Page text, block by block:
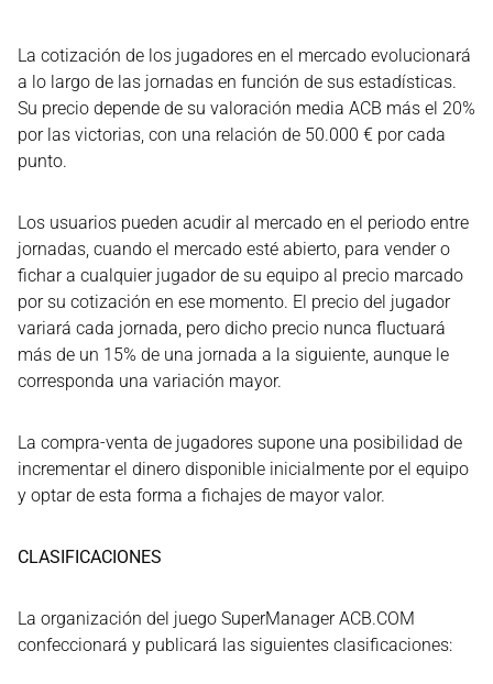
La cotización de los jugadores en el mercado evolucionará
a lo largo de las jornadas en función de sus estadísticas.
Su precio depende de su valoración media ACB más el 20%
por las victorias, con una relación de 50.000 € por cada
punto.
Los usuarios pueden acudir al mercado en el periodo entre
jornadas, cuando el mercado esté abierto, para vender o
fichar a cualquier jugador de su equipo al precio marcado
por su cotización en ese momento. El precio del jugador
variará cada jornada, pero dicho precio nunca fluctuará
más de un 15% de una jornada a la siguiente, aunque le
corresponda una variación mayor.
La compra-venta de jugadores supone una posibilidad de
incrementar el dinero disponible inicialmente por el equipo
y optar de esta forma a fichajes de mayor valor.
CLASIFICACIONES
La organización del juego SuperManager ACB.COM
confeccionará y publicará las siguientes clasificaciones: